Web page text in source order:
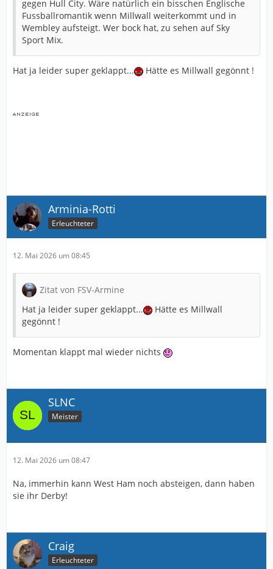
gegen Hull City. Wäre natürlich ein bisschen Englische
Fussballromantik wenn Millwall weiterkommt und in
Wembley aufsteigt. Wer bock hat, zu sehen auf Sky
Sport Mix.
Hat ja leider super geklappt... Hätte es Millwall gegönnt !
Arminia-Rotti
Erleuchteter
12. Mai 2026 um 08:45
Zitat von FSV-Armine
Hat ja leider super geklappt...
Hätte es Millwall
gegönnt !
Momentan klappt mal wieder nichts
SLNC
Meister
12. Mai 2026 um 08:47
Na, immerhin kann West Ham noch absteigen, dann haben
sie ihr Derby!
Craig
Erleuchteter